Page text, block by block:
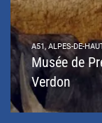
A51, ALPES-DE-
Musée de
Verdon